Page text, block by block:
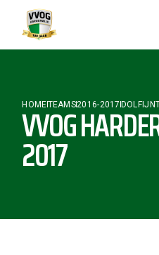
HOMETEAMS2016-2017
VVOG
2017